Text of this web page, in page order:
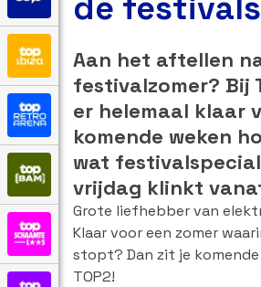
Aan het aftellen
festivalzomer? Bij
er helemaal klaar
komende weken
wat
vrijdag klinkt
Grote liefhebber van
Klaar voor een zomer
stopt? Dan zit je
TOP2!